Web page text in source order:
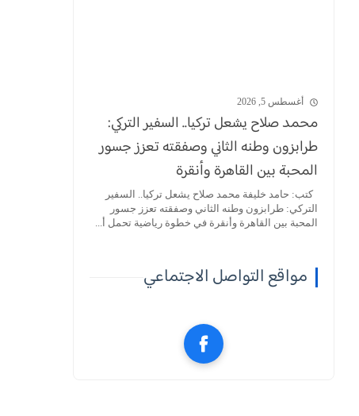
أغسطس 5, 2026
محمد صلاح يشعل تركيا.. السفير التركي:
طرابزون وطنه الثاني وصفقته تعزز جسور
المحبة بين القاهرة وأنقرة
كتب: حامد خليفة محمد صلاح يشعل تركيا.. السفير
التركي: طرابزون وطنه الثاني وصفقته تعزز جسور
المحبة بين القاهرة وأنقرة في خطوة رياضية تحمل أ...
مواقع التواصل الاجتماعي